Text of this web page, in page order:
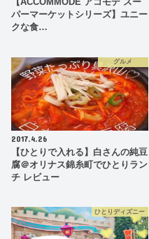
【ACCOMMODE アコモデ スー
パーマーケットシリーズ】ユニー
クな食…
グルメ
2017.4.26
【ひとりで入れる】白さんの純豆
腐＠オリナス錦糸町でひとりラン
チ レビュー
ひとりディズニー